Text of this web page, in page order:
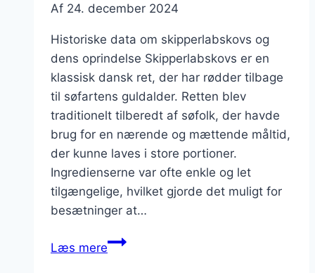
Af 24. december 2024
Historiske data om skipperlabskovs og
dens oprindelse Skipperlabskovs er en
klassisk dansk ret, der har rødder tilbage
til søfartens guldalder. Retten blev
traditionelt tilberedt af søfolk, der havde
brug for en nærende og mættende måltid,
der kunne laves i store portioner.
Ingredienserne var ofte enkle og let
tilgængelige, hvilket gjorde det muligt for
besætninger at…
Læs mereVariationsmuligheder